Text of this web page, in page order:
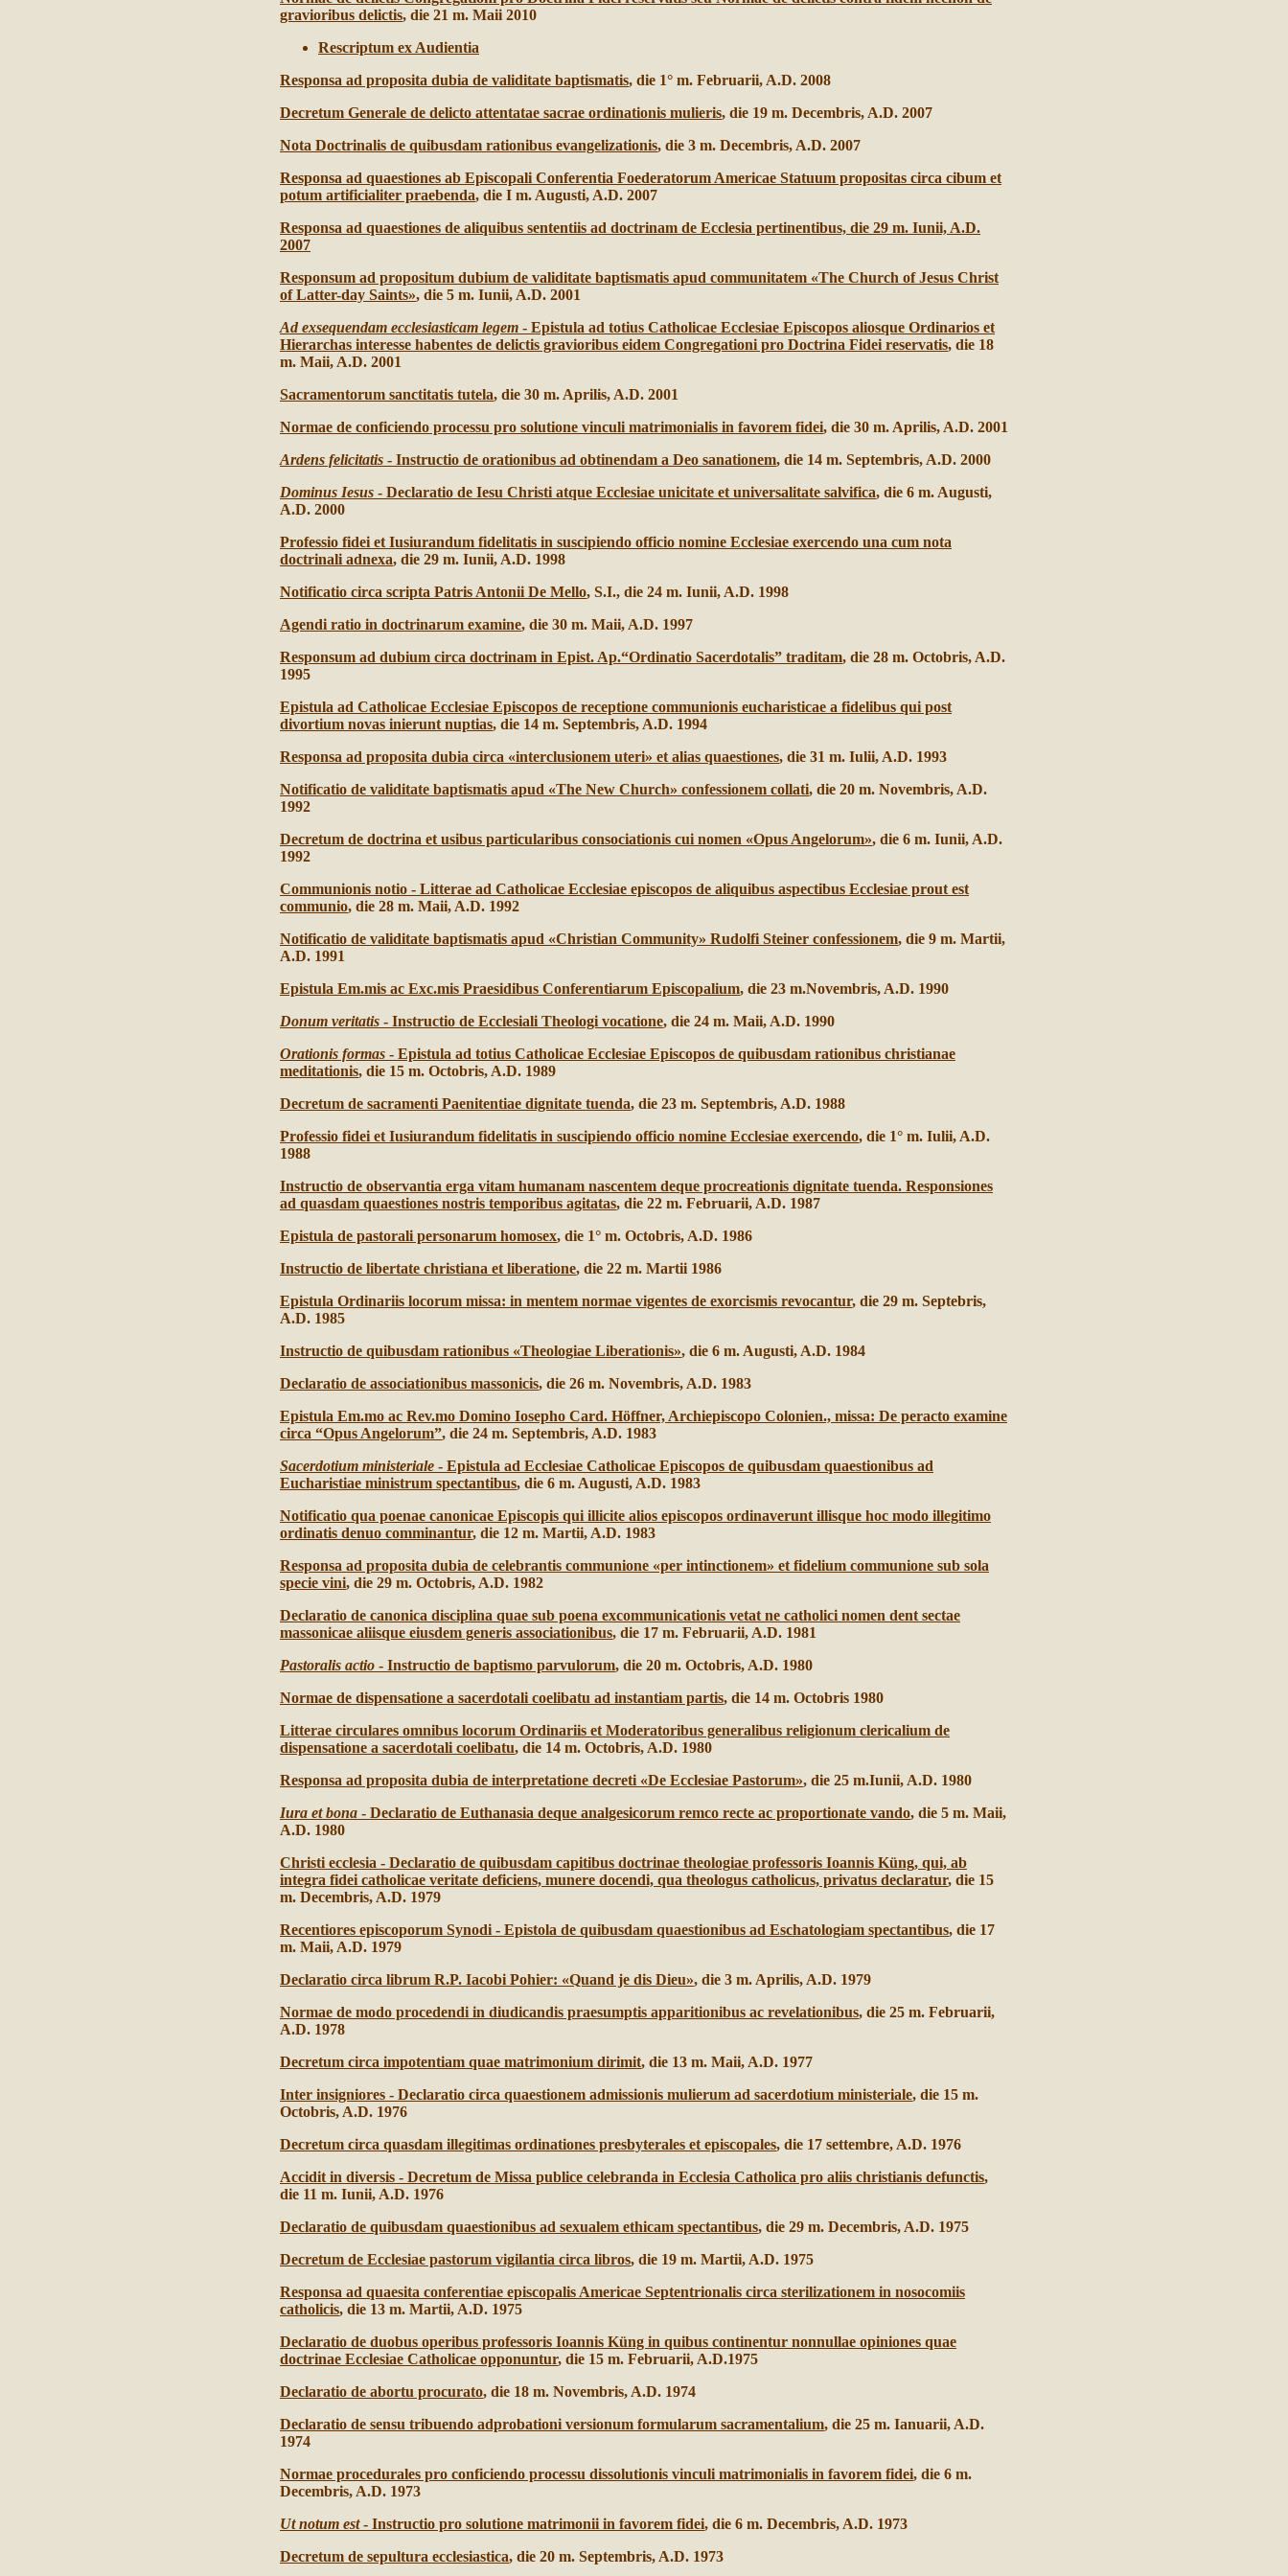
gravioribus delictis, die 21 m. Maii 2010
Rescriptum ex Audientia
Responsa ad proposita dubia de validitate baptismatis, die 1° m. Februarii, A.D. 2008
Decretum Generale de delicto attentatae sacrae ordinationis mulieris, die 19 m. Decembris, A.D. 2007
Nota Doctrinalis de quibusdam rationibus evangelizationis, die 3 m. Decembris, A.D. 2007
Responsa ad quaestiones ab Episcopali Conferentia Foederatorum Americae Statuum propositas circa cibum et
potum artificialiter praebenda, die I m. Augusti, A.D. 2007
Responsa ad quaestiones de aliquibus sententiis ad doctrinam de Ecclesia pertinentibus, die 29 m. Iunii, A.D.
2007
Responsum ad propositum dubium de validitate baptismatis apud communitatem «The Church of Jesus Christ
of Latter-day Saints», die 5 m. Iunii, A.D. 2001
Ad exsequendam ecclesiasticam legem - Epistula ad totius Catholicae Ecclesiae Episcopos aliosque Ordinarios et
Hierarchas interesse habentes de delictis gravioribus eidem Congregationi pro Doctrina Fidei reservatis, die 18
m. Maii, A.D. 2001
Sacramentorum sanctitatis tutela, die 30 m. Aprilis, A.D. 2001
Normae de conficiendo processu pro solutione vinculi matrimonialis in favorem fidei, die 30 m. Aprilis, A.D. 2001
Ardens felicitatis - Instructio de orationibus ad obtinendam a Deo sanationem, die 14 m. Septembris, A.D. 2000
Dominus Iesus - Declaratio de Iesu Christi atque Ecclesiae unicitate et universalitate salvifica, die 6 m. Augusti,
A.D. 2000
Professio fidei et Iusiurandum fidelitatis in suscipiendo officio nomine Ecclesiae exercendo una cum nota
doctrinali adnexa, die 29 m. Iunii, A.D. 1998
Notificatio circa scripta Patris Antonii De Mello, S.I., die 24 m. Iunii, A.D. 1998
Agendi ratio in doctrinarum examine, die 30 m. Maii, A.D. 1997
Responsum ad dubium circa doctrinam in Epist. Ap.“Ordinatio Sacerdotalis” traditam, die 28 m. Octobris, A.D.
1995
Epistula ad Catholicae Ecclesiae Episcopos de receptione communionis eucharisticae a fidelibus qui post
divortium novas inierunt nuptias, die 14 m. Septembris, A.D. 1994
Responsa ad proposita dubia circa «interclusionem uteri» et alias quaestiones, die 31 m. Iulii, A.D. 1993
Notificatio de validitate baptismatis apud «The New Church» confessionem collati, die 20 m. Novembris, A.D.
1992
Decretum de doctrina et usibus particularibus consociationis cui nomen «Opus Angelorum», die 6 m. Iunii, A.D.
1992
Communionis notio - Litterae ad Catholicae Ecclesiae episcopos de aliquibus aspectibus Ecclesiae prout est
communio, die 28 m. Maii, A.D. 1992
Notificatio de validitate baptismatis apud «Christian Community» Rudolfi Steiner confessionem, die 9 m. Martii,
A.D. 1991
Epistula Em.mis ac Exc.mis Praesidibus Conferentiarum Episcopalium, die 23 m.Novembris, A.D. 1990
Donum veritatis - Instructio de Ecclesiali Theologi vocatione, die 24 m. Maii, A.D. 1990
Orationis formas - Epistula ad totius Catholicae Ecclesiae Episcopos de quibusdam rationibus christianae
meditationis, die 15 m. Octobris, A.D. 1989
Decretum de sacramenti Paenitentiae dignitate tuenda, die 23 m. Septembris, A.D. 1988
Professio fidei et Iusiurandum fidelitatis in suscipiendo officio nomine Ecclesiae exercendo, die 1° m. Iulii, A.D.
1988
Instructio de observantia erga vitam humanam nascentem deque procreationis dignitate tuenda. Responsiones
ad quasdam quaestiones nostris temporibus agitatas, die 22 m. Februarii, A.D. 1987
Epistula de pastorali personarum homosex, die 1° m. Octobris, A.D. 1986
Instructio de libertate christiana et liberatione, die 22 m. Martii 1986
Epistula Ordinariis locorum missa: in mentem normae vigentes de exorcismis revocantur, die 29 m. Septebris,
A.D. 1985
Instructio de quibusdam rationibus «Theologiae Liberationis», die 6 m. Augusti, A.D. 1984
Declaratio de associationibus massonicis, die 26 m. Novembris, A.D. 1983
Epistula Em.mo ac Rev.mo Domino Iosepho Card. Höffner, Archiepiscopo Colonien., missa: De peracto examine
circa “Opus Angelorum”, die 24 m. Septembris, A.D. 1983
Sacerdotium ministeriale - Epistula ad Ecclesiae Catholicae Episcopos de quibusdam quaestionibus ad
Eucharistiae ministrum spectantibus, die 6 m. Augusti, A.D. 1983
Notificatio qua poenae canonicae Episcopis qui illicite alios episcopos ordinaverunt illisque hoc modo illegitimo
ordinatis denuo comminantur, die 12 m. Martii, A.D. 1983
Responsa ad proposita dubia de celebrantis communione «per intinctionem» et fidelium communione sub sola
specie vini, die 29 m. Octobris, A.D. 1982
Declaratio de canonica disciplina quae sub poena excommunicationis vetat ne catholici nomen dent sectae
massonicae aliisque eiusdem generis associationibus, die 17 m. Februarii, A.D. 1981
Pastoralis actio - Instructio de baptismo parvulorum, die 20 m. Octobris, A.D. 1980
Normae de dispensatione a sacerdotali coelibatu ad instantiam partis, die 14 m. Octobris 1980
Litterae circulares omnibus locorum Ordinariis et Moderatoribus generalibus religionum clericalium de
dispensatione a sacerdotali coelibatu, die 14 m. Octobris, A.D. 1980
Responsa ad proposita dubia de interpretatione decreti «De Ecclesiae Pastorum», die 25 m.Iunii, A.D. 1980
Iura et bona - Declaratio de Euthanasia deque analgesicorum remco recte ac proportionate vando, die 5 m. Maii,
A.D. 1980
Christi ecclesia - Declaratio de quibusdam capitibus doctrinae theologiae professoris Ioannis Küng, qui, ab
integra fidei catholicae veritate deficiens, munere docendi, qua theologus catholicus, privatus declaratur, die 15
m. Decembris, A.D. 1979
Recentiores episcoporum Synodi - Epistola de quibusdam quaestionibus ad Eschatologiam spectantibus, die 17
m. Maii, A.D. 1979
Declaratio circa librum R.P. Iacobi Pohier: «Quand je dis Dieu», die 3 m. Aprilis, A.D. 1979
Normae de modo procedendi in diudicandis praesumptis apparitionibus ac revelationibus, die 25 m. Februarii,
A.D. 1978
Decretum circa impotentiam quae matrimonium dirimit, die 13 m. Maii, A.D. 1977
Inter insigniores - Declaratio circa quaestionem admissionis mulierum ad sacerdotium ministeriale, die 15 m.
Octobris, A.D. 1976
Decretum circa quasdam illegitimas ordinationes presbyterales et episcopales, die 17 settembre, A.D. 1976
Accidit in diversis - Decretum de Missa publice celebranda in Ecclesia Catholica pro aliis christianis defunctis,
die 11 m. Iunii, A.D. 1976
Declaratio de quibusdam quaestionibus ad sexualem ethicam spectantibus, die 29 m. Decembris, A.D. 1975
Decretum de Ecclesiae pastorum vigilantia circa libros, die 19 m. Martii, A.D. 1975
Responsa ad quaesita conferentiae episcopalis Americae Septentrionalis circa sterilizationem in nosocomiis
catholicis, die 13 m. Martii, A.D. 1975
Declaratio de duobus operibus professoris Ioannis Küng in quibus continentur nonnullae opiniones quae
doctrinae Ecclesiae Catholicae opponuntur, die 15 m. Februarii, A.D.1975
Declaratio de abortu procurato, die 18 m. Novembris, A.D. 1974
Declaratio de sensu tribuendo adprobationi versionum formularum sacramentalium, die 25 m. Ianuarii, A.D.
1974
Normae procedurales pro conficiendo processu dissolutionis vinculi matrimonialis in favorem fidei, die 6 m.
Decembris, A.D. 1973
Ut notum est- Instructio pro solutione matrimonii in favorem fidei, die 6 m. Decembris, A.D. 1973
Decretum de sepultura ecclesiastica, die 20 m. Septembris, A.D. 1973